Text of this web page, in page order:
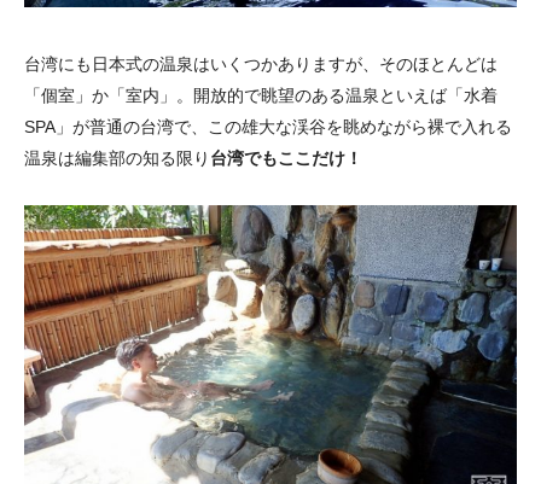
台湾にも日本式の温泉はいくつかありますが、そのほとんどは
「個室」か「室内」。開放的で眺望のある温泉といえば「水着
SPA」が普通の台湾で、この雄大な渓谷を眺めながら裸で入れる
温泉は編集部の知る限り 台湾でもここだけ！